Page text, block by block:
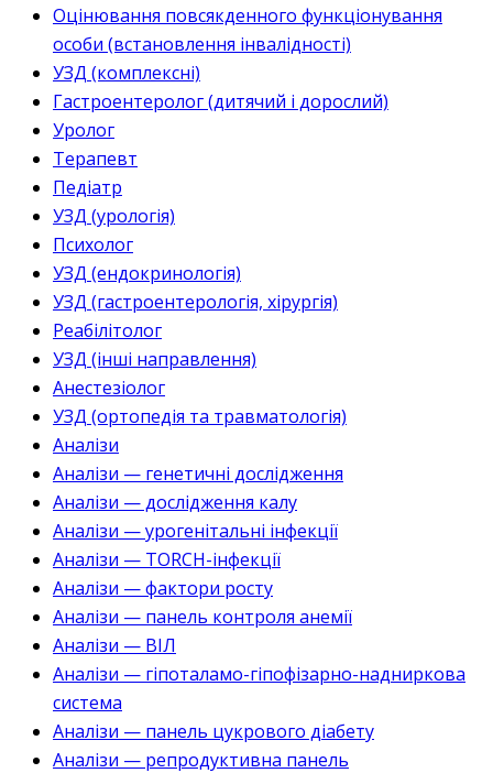
Оцінювання повсякденного функціонування
особи (встановлення інвалідності)
УЗД (комплексні)
Гастроентеролог (дитячий і дорослий)
Уролог
Терапевт
Педіатр
УЗД (урологія)
Психолог
УЗД (ендокринологія)
УЗД (гастроентерологія, хірургія)
Реабілітолог
УЗД (інші направлення)
Анестезіолог
УЗД (ортопедія та травматологія)
Аналізи
Аналізи — генетичні дослідження
Аналізи — дослідження калу
Аналізи — урогенітальні інфекції
Аналізи — TORCH-інфекції
Аналізи — фактори росту
Аналізи — панель контроля анемії
Аналізи — ВІЛ
Аналізи — гіпоталамо-гіпофізарно-надниркова
система
Аналізи — панель цукрового діабету
Аналізи — репродуктивна панель